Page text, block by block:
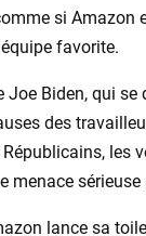
si
favorite.
Joe Biden, qui
des
les
menace
lance sa